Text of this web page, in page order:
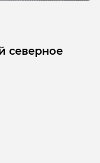
северное